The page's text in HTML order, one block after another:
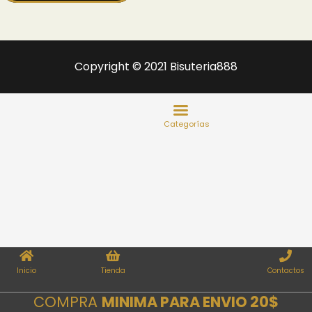
Copyright © 2021 Bisuteria888
Inicio Tienda Contactos
COMPRA MINIMA PARA ENVIO 20$